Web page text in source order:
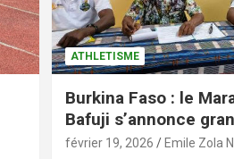
ATHLETISME
Burkina Faso : le
Bafuji s’annonce
février 19, 2026 Emile Zola